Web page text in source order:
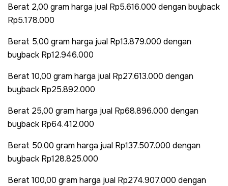
Berat 2,00 gram harga jual Rp5.616.000 dengan buyback
Rp5.178.000
Berat 5,00 gram harga jual Rp13.879.000 dengan
buyback Rp12.946.000
Berat 10,00 gram harga jual Rp27.613.000 dengan
buyback Rp25.892.000
Berat 25,00 gram harga jual Rp68.896.000 dengan
buyback Rp64.412.000
Berat 50,00 gram harga jual Rp137.507.000 dengan
buyback Rp128.825.000
Berat 100,00 gram harga jual Rp274.907.000 dengan